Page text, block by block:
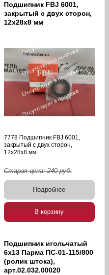
Подшипник FBJ 6001,
закрытый с двух сторон,
12х28х8 мм
7778 Подшипник FBJ 6001,
закрытый с двух сторон,
12х28х8 мм
Старая цена:240руб.
Подробнее
В корзину
Подшипник игольчатый
6х13 Парма ПС-01-115/800
(ролик штока),
арт.02.032.00020